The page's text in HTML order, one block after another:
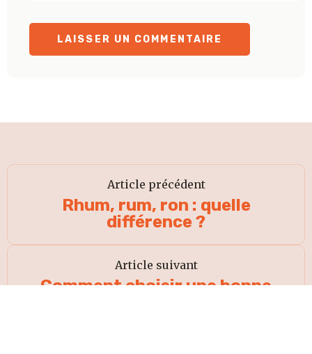
Article précédent
Rhum, rum, ron : quelle
différence ?
Article suivant
Comment choisir une bonne